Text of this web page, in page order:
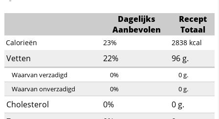
Dagelijks
Aanbevolen
Recept
Totaal
Calorieën 23% 2838 kcal
Vetten 22% 96 g.
Waarvan verzadigd 0% 0g.
Waarvan onverzadigd
0% 0g.
Cholesterol 0% 0 g.